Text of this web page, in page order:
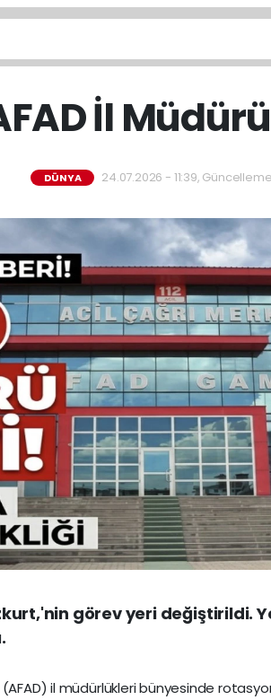
İl
DÜNYA 24.07.2026 - 11:39,
görev yeri değiştirildi.
(AFAD) il müdürlükleri bünyesinde